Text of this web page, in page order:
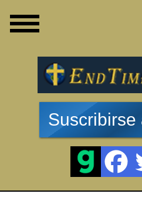
Suscribirse